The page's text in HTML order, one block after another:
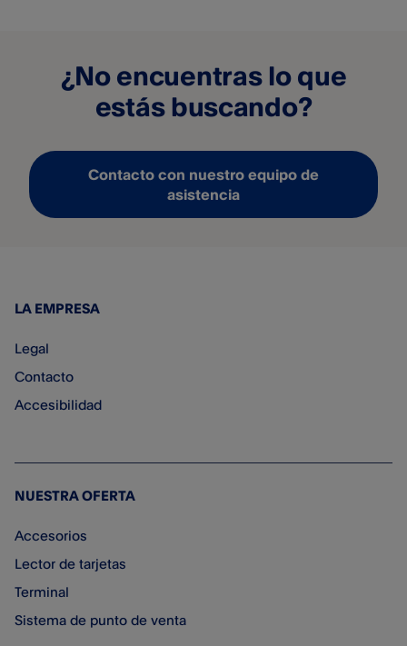
¿No encuentras lo que
estás buscando?
Contacto con nuestro equipo de
asistencia
LA EMPRESA
Legal
Contacto
Accesibilidad
NUESTRA OFERTA
Accesorios
Lector de tarjetas
Terminal
Sistema de punto de venta